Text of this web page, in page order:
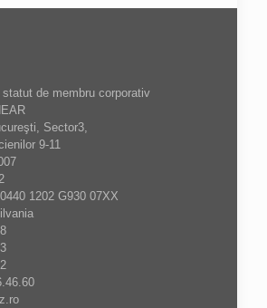
de membru corporativ
Sector3,
9-11
1202 G930 07XX